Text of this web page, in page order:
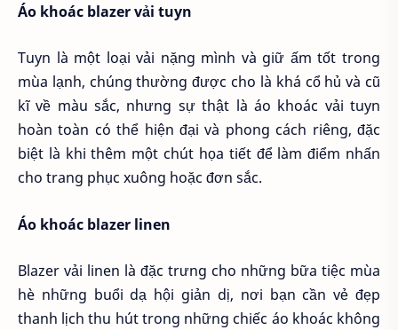
Áo khoác blazer vải tuyn
Tuyn là một loại vải nặng mình và giữ ấm tốt trong
mùa lạnh, chúng thường được cho là khá cổ hủ và cũ
kĩ về màu sắc, nhưng sự thật là áo khoác vải tuyn
hoàn toàn có thể hiện đại và phong cách riêng, đặc
biệt là khi thêm một chút họa tiết để làm điểm nhấn
cho trang phục xuông hoặc đơn sắc.
Áo khoác blazer linen
Blazer vải linen là đặc trưng cho những bữa tiệc mùa
hè những buổi dạ hội giản dị, nơi bạn cần vẻ đẹp
thanh lịch thu hút trong những chiếc áo khoác không